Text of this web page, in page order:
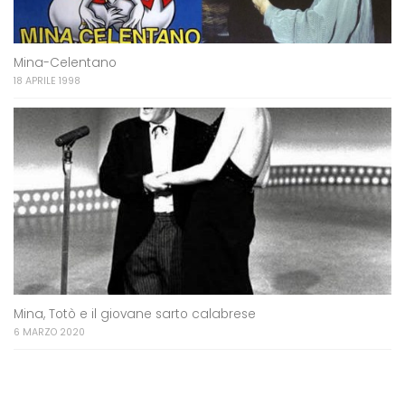
Mina-Celentano
18 APRILE 1998
Mina, Totò e il giovane sarto calabrese
6 MARZO 2020